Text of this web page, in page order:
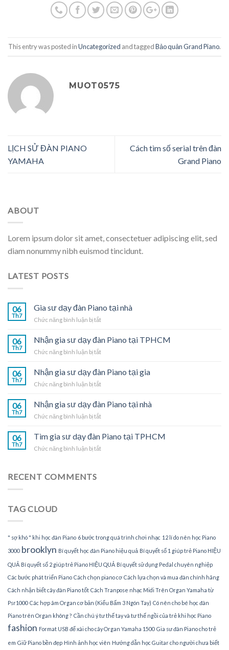
This entry was posted inUncategorized and taggedBảo quản Grand Piano.
MUOT0575
LỊCH SỬ ĐÀN PIANO
YAMAHA
Cách tìm số serial trên đàn
Grand Piano
ABOUT
Lorem ipsum dolor sit amet, consectetuer adipiscing elit, sed
diam nonummy nibh euismod tincidunt.
LATEST POSTS
06
Th7
Gia sư dạy đàn Piano tại nhà
Chức năng bình luận bị tắtở
dạy
đàn
tại
06
Th7
Nhận gia sư dạy đàn Piano tại TPHCM
Chức năng bình luận bị tắtở
gia
sư
dạy
Piano
TPHCM
06
Th7
Nhận gia sư dạy đàn Piano tại gia
Chức năng bình luận bị tắtở
gia
sư
dạy
Piano
gia
06
Th7
Nhận gia sư dạy đàn Piano tại nhà
Chức năng bình luận bị tắtở
gia
sư
dạy
06
Th7
Tìm gia sư dạy đàn Piano tại TPHCM
Chức năng bình luận bị tắtở
RECENT COMMENTS
TAG CLOUD
" sợ khó " khi học đàn Piano 6 bước trong quá trình chơi nhạc 12 lí do nên học Piano
3000 brooklyn Bí quyết học đàn Piano hiệu quả Bí quyết số 1 giúp trẻ Piano HIỆU
QUẢ Bí quyết số 2 giúp trẻ Piano HIỆU QUẢ Bí quyết sử dụng Pedal chuyên nghiệp
Các bước phát triển Piano Cách chọn piano cơ Cách lựa chọn và mua đàn chính hãng
Cách nhận biết cây đàn Piano tốt Cách Tranpose nhạc Midi Trên Organ Yamaha từ
Psr1000 Các hợp âm Organ cơ bản (Kiểu Bấm 3 Ngón Tay) Có nên cho bé học đàn
Piano trên Organ không ? Cần chú ý tư thế tay và tư thế ngồi của trẻ khi học Piano
fashion Format USB để xài cho cây Organ Yamaha 1500 Gia sư đàn Piano cho trẻ
em Giữ Piano bền đẹp Hình ảnh học viên Hướng dẫn học Guitar cho người chưa biết